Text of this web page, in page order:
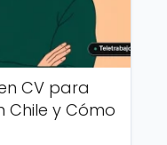
CV para
Chile y Cómo